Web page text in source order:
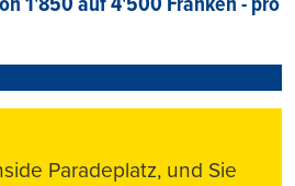
Paradeplatz, und Sie